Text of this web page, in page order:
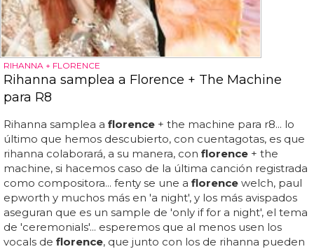
RIHANNA + FLORENCE
Rihanna samplea a Florence + The Machine
para R8
Rihanna samplea a florence + the machine para r8... lo
último que hemos descubierto, con cuentagotas, es que
rihanna colaborará, a su manera, con florence + the
machine, si hacemos caso de la última canción registrada
como compositora... fenty se une a florence welch, paul
epworth y muchos más en 'a night', y los más avispados
aseguran que es un sample de 'only if for a night', el tema
de 'ceremonials'... esperemos que al menos usen los
vocals de florence, que junto con los de rihanna pueden